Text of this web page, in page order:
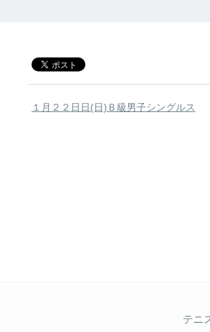
１月２２日日(日)Ｂ級男子シングルス
テニ